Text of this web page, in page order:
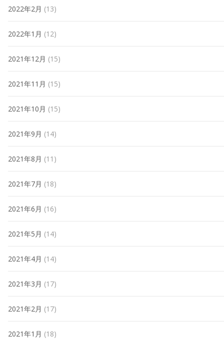
2022年2月 (13)
2022年1月 (12)
2021年12月 (15)
2021年11月 (15)
2021年10月 (15)
2021年9月 (14)
2021年8月 (11)
2021年7月 (18)
2021年6月 (16)
2021年5月 (14)
2021年4月 (14)
2021年3月 (17)
2021年2月 (17)
2021年1月 (18)